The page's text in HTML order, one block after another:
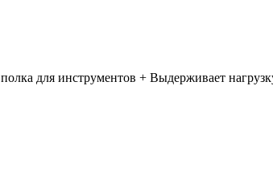
для инструментов + Выдерживает